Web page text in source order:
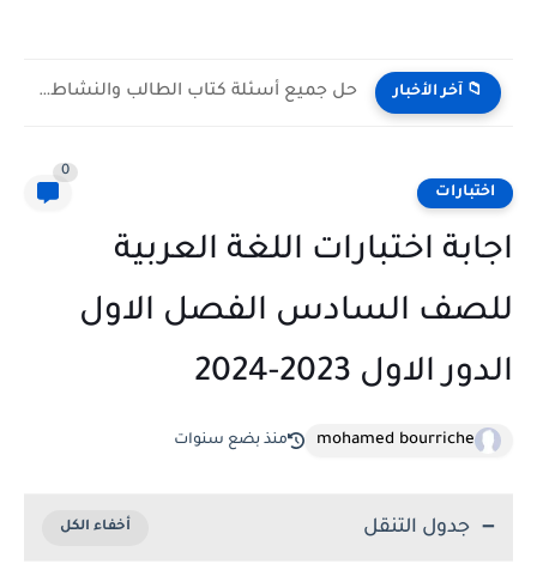
📁 آخر الأخبار حل جميع أسئلة كتاب الطالب والنشاط في الاحياء للصف العاشر...
اختبارات
0
اجابة اختبارات اللغة العربية
للصف السادس الفصل الاول
الدور الاول 2023-2024
mohamed bourriche منذ بضع سنوات
جدول التنقل